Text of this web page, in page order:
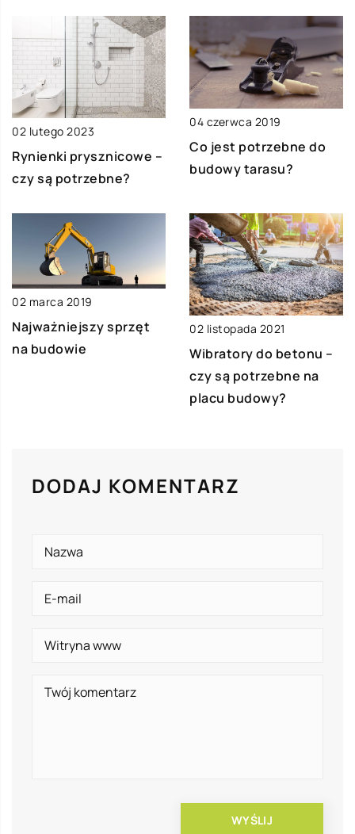
02 lutego 2023
Rynienki prysznicowe –
czy są potrzebne?
04 czerwca 2019
Co jest potrzebne do
budowy tarasu?
02 marca 2019
Najważniejszy sprzęt
na budowie
02 listopada 2021
Wibratory do betonu –
czy są potrzebne na
placu budowy?
DODAJ KOMENTARZ